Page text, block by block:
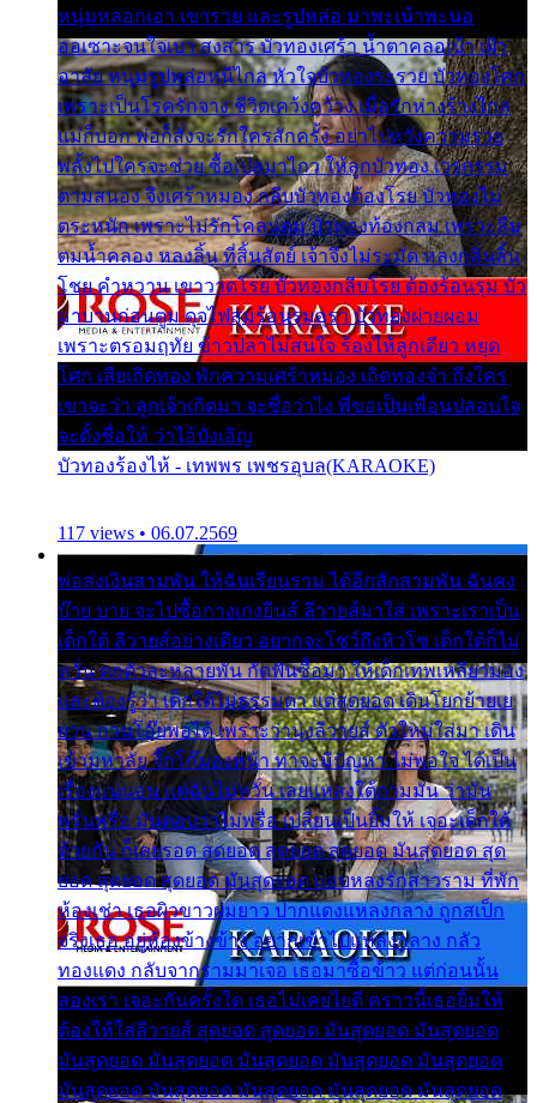
หนุ่มหลอกเอา เขารวย และรูปหล่อ มาพะเน้าพะนอ
ออเซาะจนใจเบา สงสาร บัวทองเศร้า น้ำตาคลอเบ้า เฝ้า
อาลัย หนุ่มรูปหล่อหนีไกล หัวใจบัวทองระรวย บัวทองโศก
เพราะเป็นโรครักจาง ชีวิตเคว้งคว้าง เมื่อรักห่างร้างไกล
แม่ก็บอก พ่อก็สั่งจะรักใครสักครั้ง อย่าไปหวังความรวย
พลั้งไปใครจะช่วย ซื้อเปลมาไกว ให้ลูกบัวทอง เวรกรรม
ตามสนอง จึงเศร้าหมอง กลีบบัวทองต้องโรย บัวทองไม่
ตระหนัก เพราะไม่รักโคลนตม บัวทองท้องกลม เพราะลืม
ตมน้ำคลอง หลงลิ้น ที่สิ้นสัตย์ เจ้าจึงไม่ระมัด หลงกลิ่นลิ้น
โชย คำหวาน เขาวาดโรย บัวทองกลีบโรย ต้องร้อนรุม บัว
มาบานก่อนตูม ดุจไฟสุมร้อนรุมอุรา บัวทองผ่ายผอม
เพราะตรอมฤทัย ข้าวปลาไม่สนใจ ร้องไห้ลูกเดียว หยุด
โศก เสียเถิดทอง พักความเศร้าหมอง เถิดทองจ๋า ถึงใคร
เขาจะว่า ลูกเจ้าเกิดมา จะชื่อว่าไง พี่ขอเป็นเพื่อนปลอบใจ
จะตั้งชื่อให้ ว่าไอ้บังเอิญ
บัวทองร้องไห้ - เทพพร เพชรอุบล(KARAOKE)
117 views • 06.07.2569
พ่อส่งเงินสามพัน ให้ฉันเรียนราม ได้อีกสักสามพัน ฉันคง
บ๊าย บาย จะไปซื้อกางเกงยีนส์ ลีวายส์มาใส่ เพราะเราเป็น
เด็กใต้ ลีวายส์อย่างเดียว อยากจะโชว์ถึงหิวโซ เด็กใต้ก็ไม่
หวั่น ตกตัวละหลายพัน กัดฟันซื้อมา ให้เด็กเทพเหลียวมอง
และต้องรู้ว่า เด็กใต้ไม่ธรรมดา แต่สุดยอด เดินโยกย้ายเย
ยวน กวนโอ๊ยพอได้ เพราะว่านุ่งลีวายส์ ตัวใหม่ใส่มา เดิน
เข้ามหาลัย จิ๊กโก๊มองหน้า ท่าจะมีปัญหา ไม่พอใจ ได้เป็น
เรื่องแน่นอน แต่ฉันไม่หวั่น เลยแหลงใต้ถามมัน ว่ามัน
พรั่นพรือ มันตอบว่าไม่พรื่อ เปลี่ยนเป็นยิ้มให้ เจอะเด็กใต้
ด้วยกัน ก็เลยรอด สุดยอด สุดยอด สุดยอด มันสุดยอด สุด
ยอด สุดยอด สุดยอด มันสุดยอด แอบหลงรักสาวราม ที่พัก
ห้องเช่า เธอผิวขาวผมยาว ปากแดงแหลงกลาง ถูกสเป็ก
จริงเธอ อยู่ห้องข้างข้าง อยากเข้าไปแหลงกลาง กลัว
ทองแดง กลับจากรามมาเจอ เธอมาซื้อข้าว แต่ก่อนนั้น
สองเรา เจอะกันครั้งใด เธอไม่เคยไยดี คราวนี้เธอยิ้มให้
ต้องให้ใส่ลีวายส์ สุดยอด สุดยอด มันสุดยอด มันสุดยอด
มันสุดยอด มันสุดยอด มันสุดยอด มันสุดยอด มันสุดยอด
มันสุดยอด มันสุดยอด มันสุดยอด มันสุดยอด มันสุดยอด